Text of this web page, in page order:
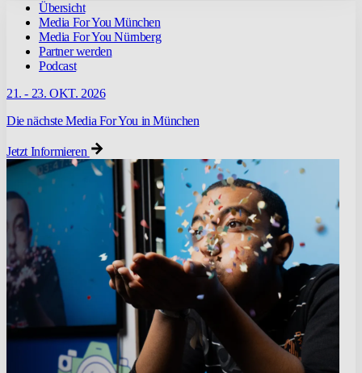
Übersicht
Media For You München
Media For You Nürnberg
Partner werden
Podcast
21. - 23. OKT. 2026
Die nächste Media For You in München
Jetzt Informieren